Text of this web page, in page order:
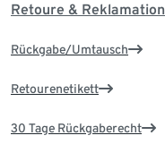
Retoure & Reklamation
Rückgabe/Umtausch
Retourenetikett
30 Tage Rückgaberecht